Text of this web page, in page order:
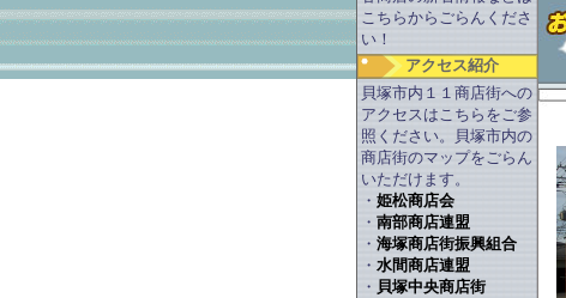
こちらからごらんくださ
い！
アクセス紹介
貝塚市内１１商店街への
アクセスはこちらをご参
照ください。貝塚市内の
商店街のマップをごらん
いただけます。
・ 姫松商店会
・ 南部商店連盟
・ 海塚商店街振興組合
・ 水間商店連盟
・ 貝塚中央商店街